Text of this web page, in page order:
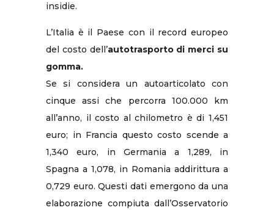
insidie.
L’Italia è il Paese con il record europeo
del costo dell’autotrasporto di merci su
gomma.
Se si considera un autoarticolato con
cinque assi che percorra 100.000 km
all’anno, il costo al chilometro è di 1,451
euro; in Francia questo costo scende a
1,340 euro, in Germania a 1,289, in
Spagna a 1,078, in Romania addirittura a
0,729 euro. Questi dati emergono da una
elaborazione compiuta dall’Osservatorio